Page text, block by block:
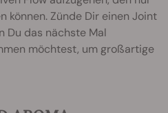
können. Zünde Dir einen Joint
Du das nächste Mal
möchtest, um großartige